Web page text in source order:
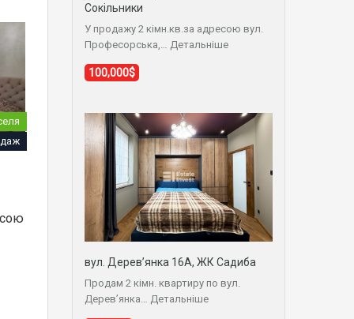
Сокільники
У продажу 2 кімн.кв.за адресою вул.
Професорська,…
Детальніше
100,000$
вул. Дерев’янка 16А, ЖК Садиба
Продам 2 кімн. квартиру по вул.
Дерев’янка…
Детальніше